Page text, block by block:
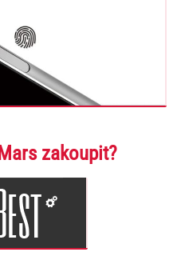
zakoupit?